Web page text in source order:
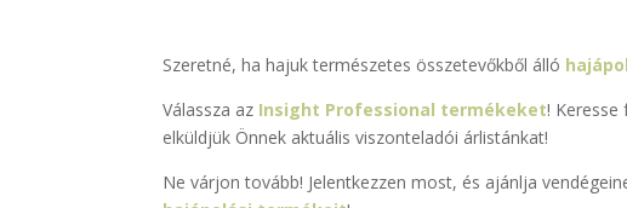
Szeretné, ha hajuk természetes összetevőkből álló
Válassza az Insight Professional termékeket!
elküldjük Önnek aktuális viszonteladói árlistánkat!
Ne várjon tovább! Jelentkezzen most, és ajánlja